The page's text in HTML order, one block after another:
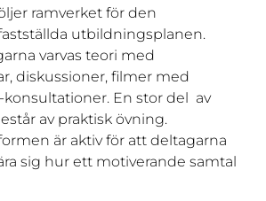
ramverket för den
utbildningsplanen.
varvas teori med
diskussioner, filmer med
En stor del av
av praktisk övning.
är aktiv för att deltagarna
sig hur ett motiverande samtal